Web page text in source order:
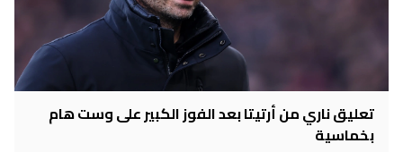
تعليق ناري من أرتيتا بعد الفوز الكبير على وست هام
بخماسية